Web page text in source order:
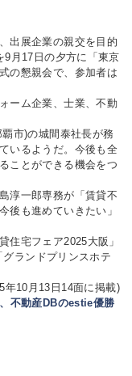
出展企業の親交を目的
9月17日の夕方に「東京
の懇親会で、参加者は
ーム企業、士業、不動
市)の城間泰社長が務
いるようだ。今後も全
ことができる機会をつ
淳一郎専務が「賃貸不
後も進めていきたい」
宅フェア2025大阪」
ランドプリンスホテ
年10月13日14面に掲載)
不動産DBのestie優勝